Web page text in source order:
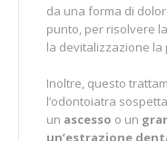
da una forma di
punto, per risolvere
la devitalizzazione la
Inoltre, questo
l’odontoiatra
un ascesso o un
un’estrazione